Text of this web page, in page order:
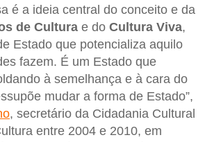
é a ideia central do conceito e da
de Cultura e do Cultura Viva,
Estado que potencializa aquilo
fazem. É um Estado que
à semelhança e à cara do
mudar a forma de Estado”,
, secretário da Cidadania Cultural
entre 2004 e 2010, em